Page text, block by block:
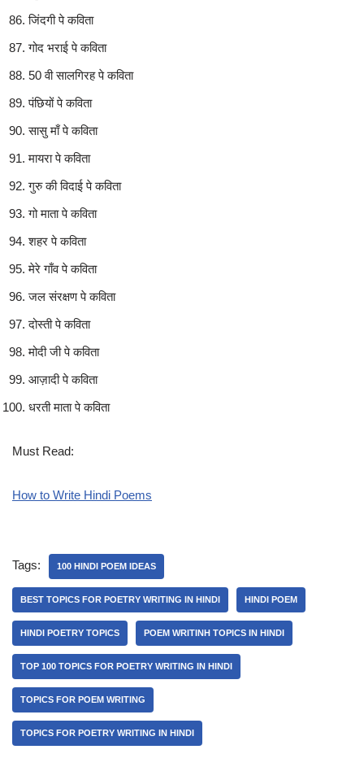
जिंदगी पे कविता
गोद भराई पे कविता
50 वी सालगिरह पे कविता
पंछियों पे कविता
सासु माँ पे कविता
मायरा पे कविता
गुरु की विदाई पे कविता
गो माता पे कविता
शहर पे कविता
मेरे गाँव पे कविता
जल संरक्षण पे कविता
दोस्ती पे कविता
मोदी जी पे कविता
आज़ादी पे कविता
धरती माता पे कविता
Must Read:
How to Write Hindi Poems
Tags: 100 HINDI POEM IDEAS
BEST TOPICS FOR POETRY WRITING IN HINDI HINDI POEM
HINDI POETRY TOPICS POEM WRITINH TOPICS IN HINDI
TOP 100 TOPICS FOR POETRY WRITING IN HINDI
TOPICS FOR POEM WRITING
TOPICS FOR POETRY WRITING IN HINDI